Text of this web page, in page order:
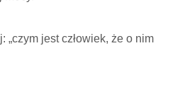
„czym jest człowiek, że o nim